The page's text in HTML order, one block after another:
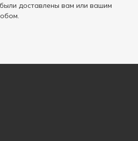
доставлены вам или вашим